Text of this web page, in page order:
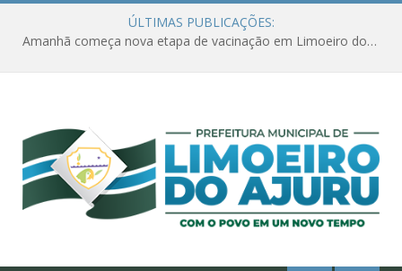
ÚLTIMAS PUBLICAÇÕES:
Amanhã começa nova etapa de vacinação em Limoeiro do Ajuru para idosos com 65 ou mais